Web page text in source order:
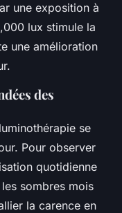
une exposition à
lux stimule la
une amélioration
des
se
Pour observer
quotidienne
sombres mois
la carence en